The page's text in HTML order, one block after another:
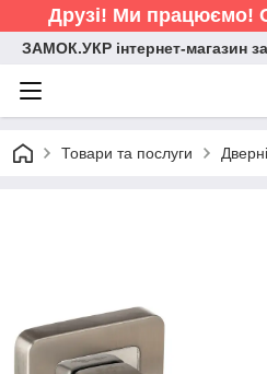
Друзі! Ми працюємо!
ЗАМОК.УКР інтернет-магазин
Товари та послуги